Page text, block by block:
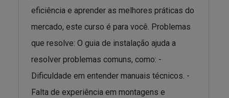
eficiência e aprender as melhores práticas do
mercado, este curso é para você. Problemas
que resolve: O guia de instalação ajuda a
resolver problemas comuns, como: -
Dificuldade em entender manuais técnicos. -
Falta de experiência em montagens e